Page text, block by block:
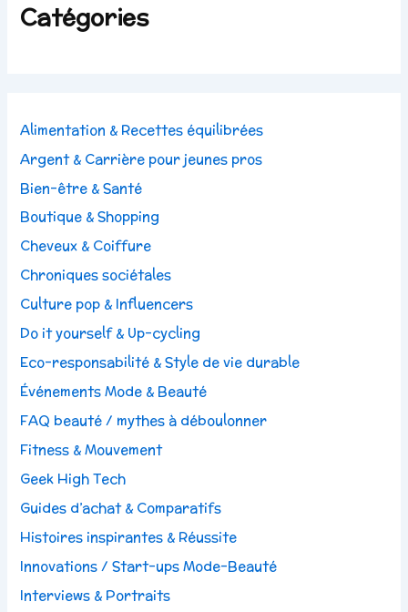
Catégories
Alimentation & Recettes équilibrées
Argent & Carrière pour jeunes pros
Bien-être & Santé
Boutique & Shopping
Cheveux & Coiffure
Chroniques sociétales
Culture pop & Influencers
Do it yourself & Up-cycling
Eco-responsabilité & Style de vie durable
Événements Mode & Beauté
FAQ beauté / mythes à déboulonner
Fitness & Mouvement
Geek High Tech
Guides d’achat & Comparatifs
Histoires inspirantes & Réussite
Innovations / Start-ups Mode-Beauté
Interviews & Portraits